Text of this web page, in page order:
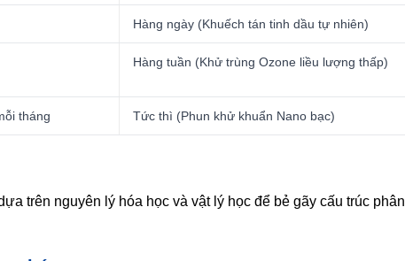
Hàng ngày (Khuếch tán tinh dầu tự nhiên)
Hàng tuần (Khử trùng Ozone liều lượng thấp)
tháng Tức thì (Phun khử khuẩn Nano bạc)
trên nguyên lý hóa học và vật lý học để bẻ gãy cấu trúc phân